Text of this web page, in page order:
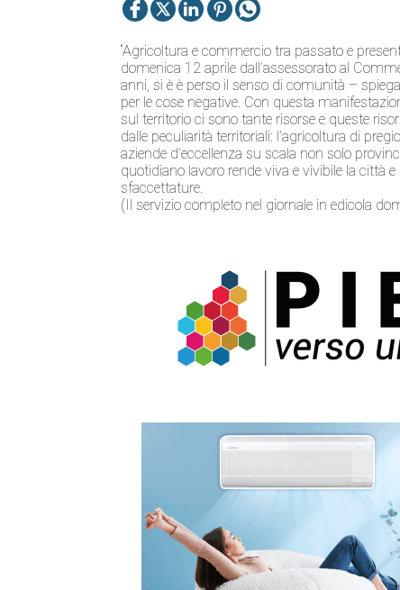
“Agricoltura e commercio tra passato e
domenica 12 aprile dall’assessorato al
anni, si è è perso il senso di comunità –
per le cose negative. Con questa
sul territorio ci sono tante risorse e queste
dalle peculiarità territoriali: l’agricoltura di
aziende d’eccellenza su scala non solo
quotidiano lavoro rende viva e vivibile la città
sfaccettature.
(Il servizio completo nel giornale in edicola